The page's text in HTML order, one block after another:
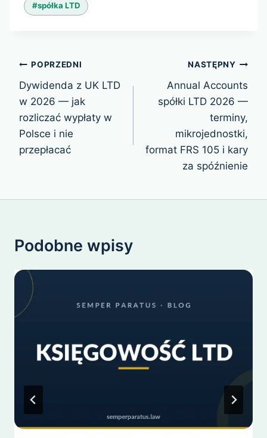
#spółka LTD
Nawigacja
wpisu
POPRZEDNI
Dywidenda z UK LTD
w 2026 — jak
rozliczać wypłaty w
Polsce i nie
przepłacać
NASTĘPNY
Annual Accounts
spółki LTD 2026 —
terminy,
mikrojednostki,
format FRS 105 i kary
za spóźnienie
Podobne wpisy